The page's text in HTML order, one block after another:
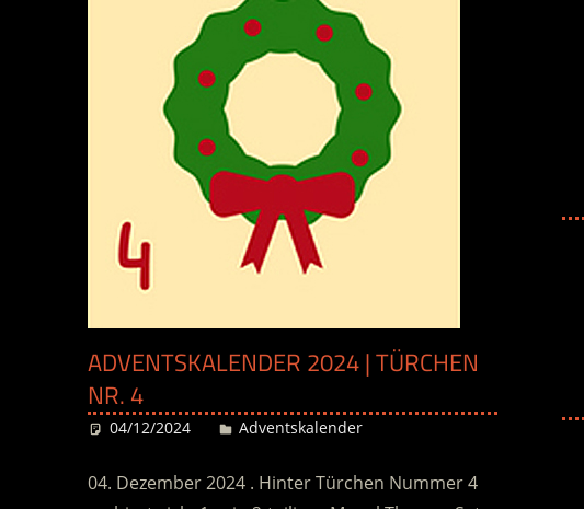
ADVENTSKALENDER 2024 | TÜRCHEN
NR. 4
04/12/2024 Desiree
Adventskalender
04. Dezember 2024 . Hinter Türchen Nummer 4